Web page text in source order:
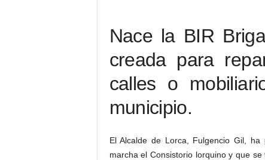
Nace la BIR
creada para
calles o
municipio.
El Alcalde de Lorca, Fulgencio Gil,
marcha el Consistorio lorquino y que